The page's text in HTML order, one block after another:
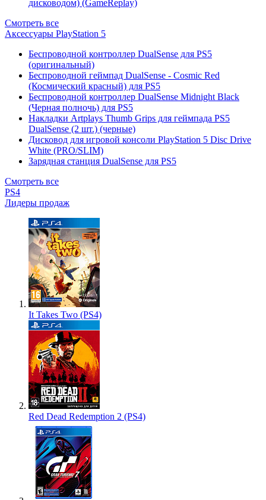
дисководом) (GameReplay)
Смотреть все
Аксессуары PlayStation 5
Беспроводной контроллер DualSense для PS5
(оригинальный)
Беспроводной геймпад DualSense - Cosmic Red
(Космический красный) для PS5
Беспроводной контроллер DualSense Midnight Black
(Черная полночь) для PS5
Накладки Artplays Thumb Grips для геймпада PS5
DualSense (2 шт.) (черные)
Дисковод для игровой консоли PlayStation 5 Disc Drive
White (PRO/SLIM)
Зарядная станция DualSense для PS5
Смотреть все
PS4
Лидеры продаж
It Takes Two (PS4)
Red Dead Redemption 2 (PS4)